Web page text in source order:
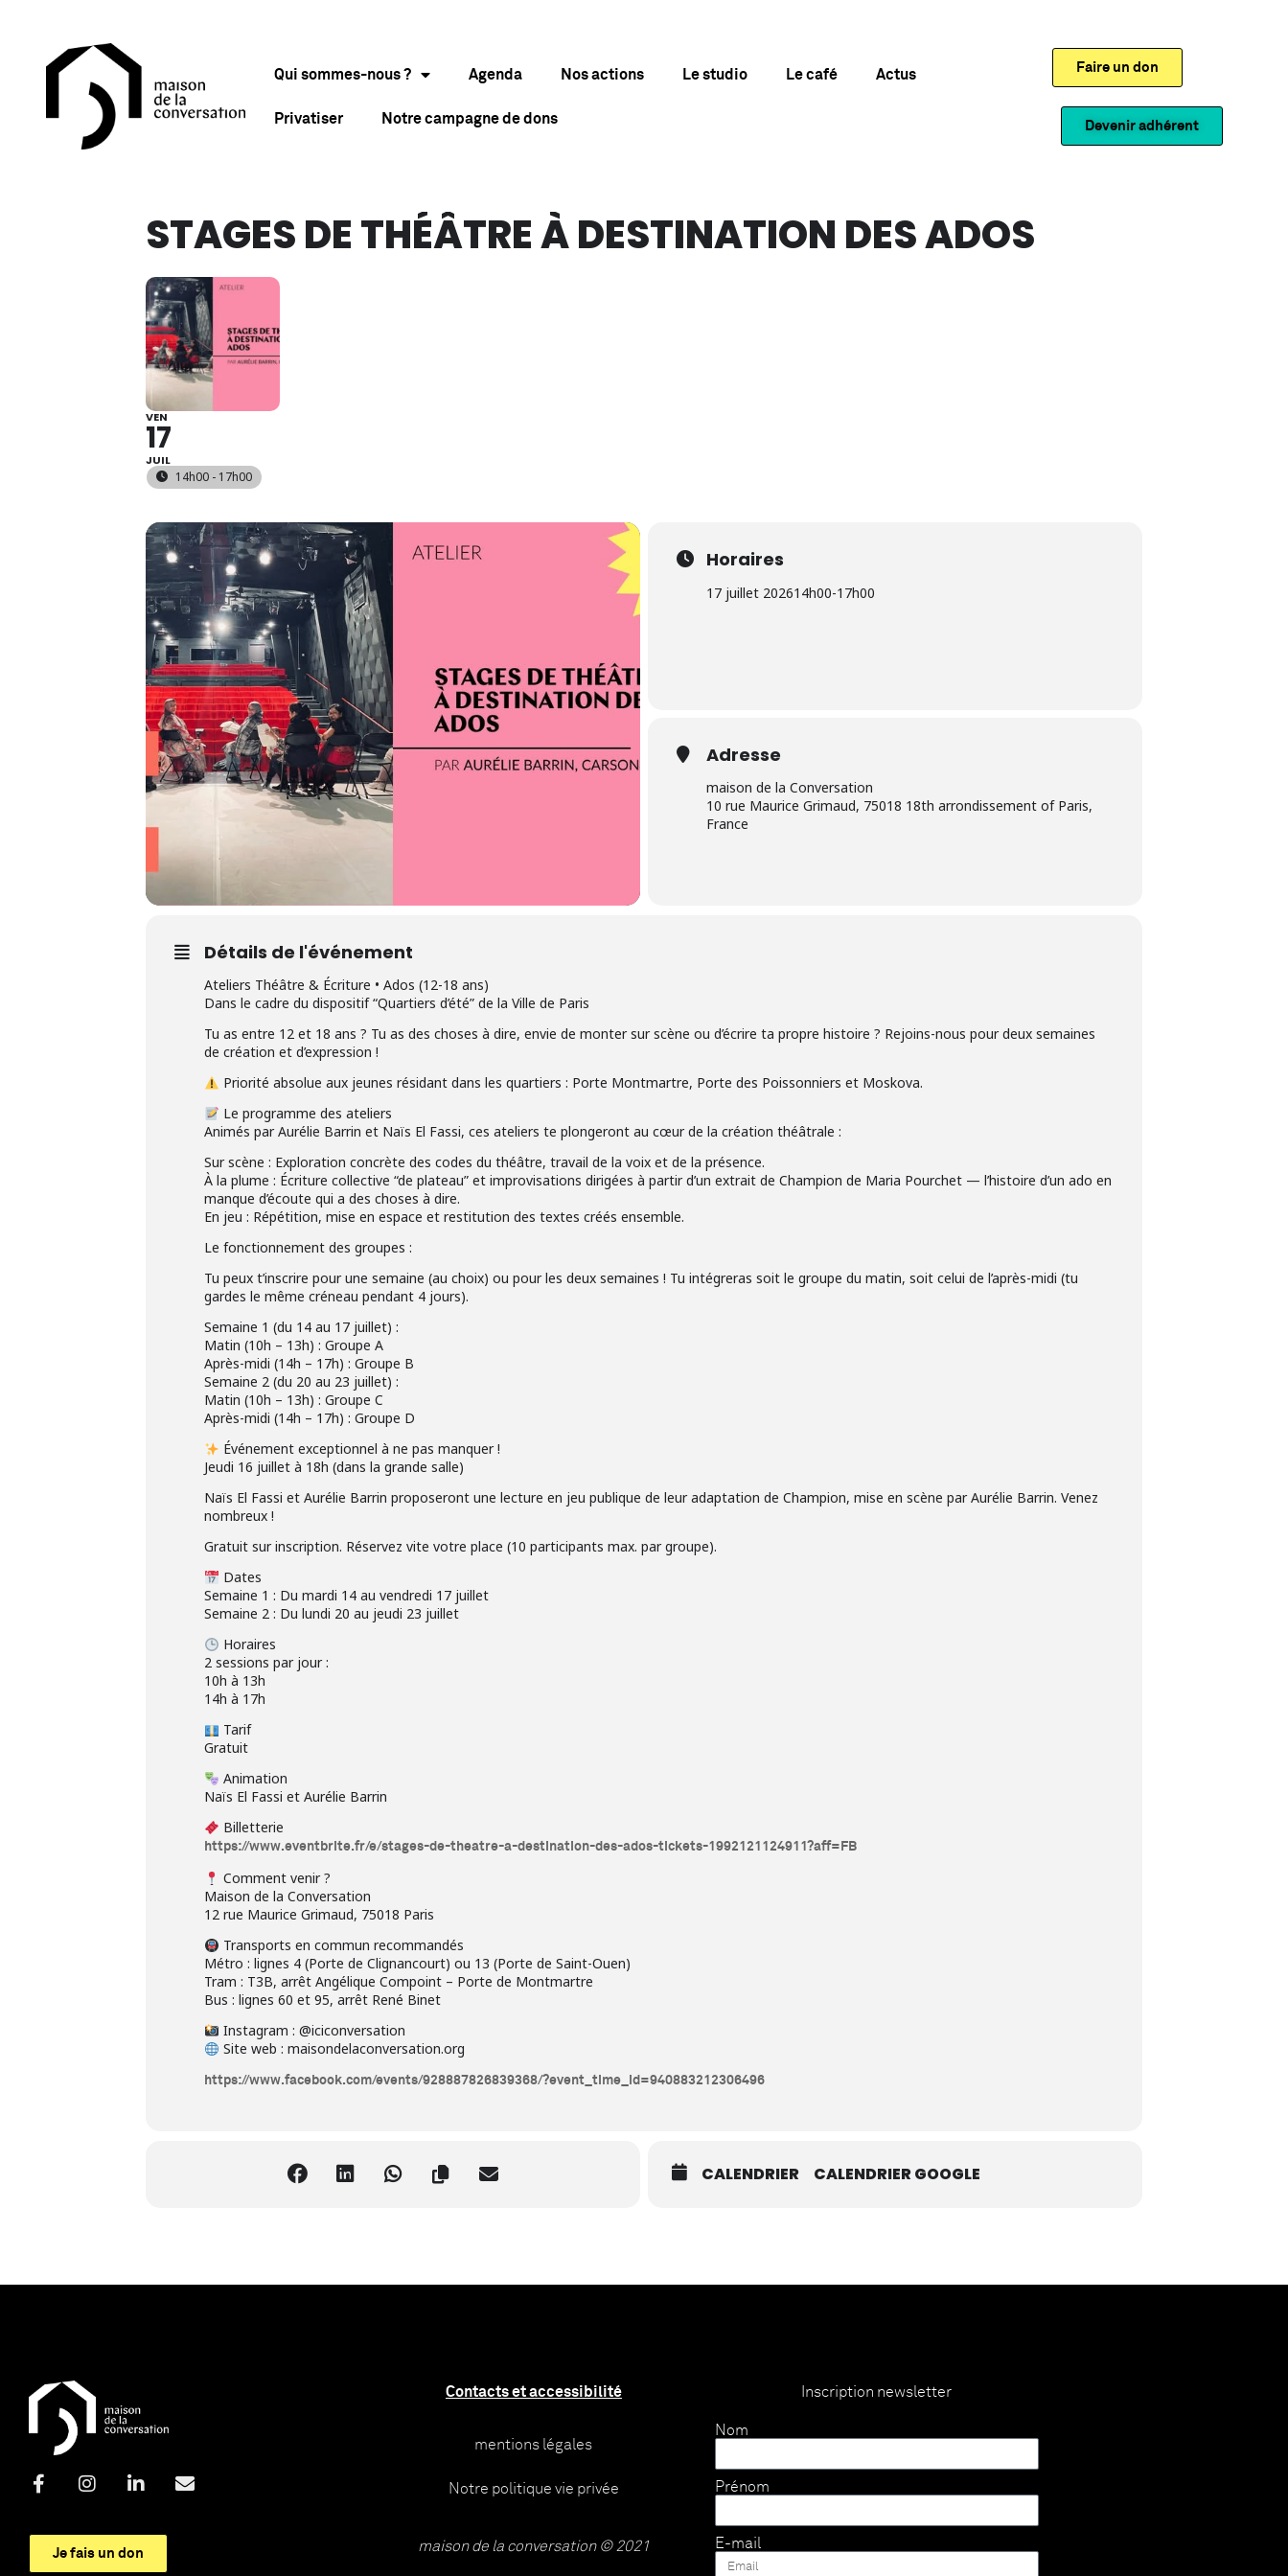
Qui sommes-nous ? Agenda Nos actions Le studio Le café Actus
Privatiser Notre campagne de dons
Faire un don
Devenir adhérent
STAGES DE THÉÂTRE À DESTINATION DES ADOS
VEN
17
JUIL
14h00 - 17h00
Horaires
17 juillet 202614h00-17h00
Adresse
maison de la Conversation
10 rue Maurice Grimaud, 75018 18th arrondissement of Paris,
France
Détails de l'événement
Ateliers Théâtre & Écriture • Ados (12-18 ans)
Dans le cadre du dispositif “Quartiers d’été” de la Ville de Paris
Tu as entre 12 et 18 ans ? Tu as des choses à dire, envie de monter sur scène ou d’écrire ta propre histoire ? Rejoins-nous pour deux semaines
de création et d’expression !
Priorité absolue aux jeunes résidant dans les quartiers : Porte Montmartre, Porte des Poissonniers et Moskova.
Le programme des ateliers
Animés par Aurélie Barrin et Naïs El Fassi, ces ateliers te plongeront au cœur de la création théâtrale :
Sur scène : Exploration concrète des codes du théâtre, travail de la voix et de la présence.
À la plume : Écriture collective “de plateau” et improvisations dirigées à partir d’un extrait de Champion de Maria Pourchet — l’histoire d’un ado en
manque d’écoute qui a des choses à dire.
En jeu : Répétition, mise en espace et restitution des textes créés ensemble.
Le fonctionnement des groupes :
Tu peux t’inscrire pour une semaine (au choix) ou pour les deux semaines ! Tu intégreras soit le groupe du matin, soit celui de l’après-midi (tu
gardes le même créneau pendant 4 jours).
Semaine 1 (du 14 au 17 juillet) :
Matin (10h – 13h) : Groupe A
Après-midi (14h – 17h) : Groupe B
Semaine 2 (du 20 au 23 juillet) :
Matin (10h – 13h) : Groupe C
Après-midi (14h – 17h) : Groupe D
Événement exceptionnel à ne pas manquer !
Jeudi 16 juillet à 18h (dans la grande salle)
Naïs El Fassi et Aurélie Barrin proposeront une lecture en jeu publique de leur adaptation de Champion, mise en scène par Aurélie Barrin. Venez
nombreux !
Gratuit sur inscription. Réservez vite votre place (10 participants max. par groupe).
Dates
Semaine 1 : Du mardi 14 au vendredi 17 juillet
Semaine 2 : Du lundi 20 au jeudi 23 juillet
Horaires
2 sessions par jour :
10h à 13h
14h à 17h
Tarif
Gratuit
Animation
Naïs El Fassi et Aurélie Barrin
Billetterie
https://www.eventbrite.fr/e/stages-de-theatre-a-destination-des-ados-tickets-1992121124911?aff=FB
Comment venir ?
Maison de la Conversation
12 rue Maurice Grimaud, 75018 Paris
Transports en commun recommandés
Métro : lignes 4 (Porte de Clignancourt) ou 13 (Porte de Saint-Ouen)
Tram : T3B, arrêt Angélique Compoint – Porte de Montmartre
Bus : lignes 60 et 95, arrêt René Binet
Instagram : @iciconversation
Site web : maisondelaconversation.org
https://www.facebook.com/events/928887826839368/?event_time_id=940883212306496
CALENDRIER CALENDRIER GOOGLE
Je fais un don
Contacts et accessibilité
mentions légales
Notre politique vie privée
maison de la conversation © 2021
Inscription newsletter
Nom
Prénom
E-mail